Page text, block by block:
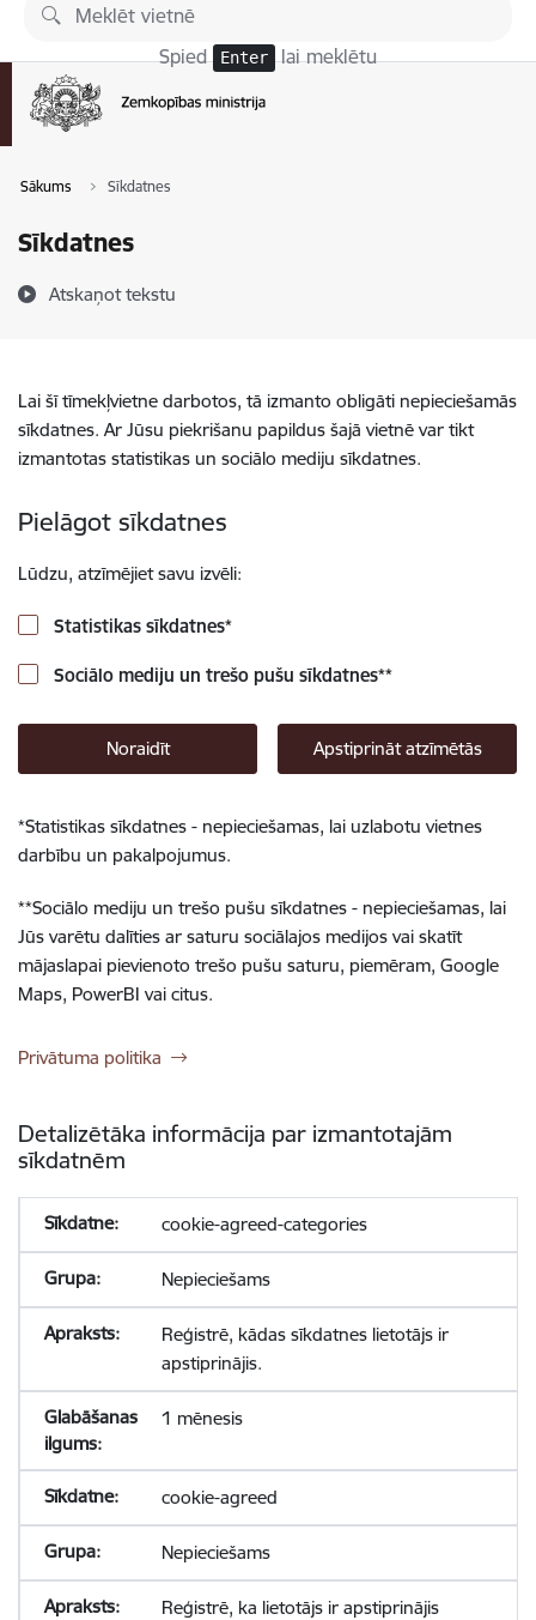
Pāriet uz lapas saturu
Spied Enter lai meklētu
Sākums Sīkdatnes
Sīkdatnes
Atskaņot tekstu
Lai šī tīmekļvietne darbotos, tā izmanto obligāti nepieciešamās
sīkdatnes. Ar Jūsu piekrišanu papildus šajā vietnē var tikt
izmantotas statistikas un sociālo mediju sīkdatnes.
Pielāgot sīkdatnes
Lūdzu, atzīmējiet savu izvēli:
Statistikas sīkdatnes*
Sociālo mediju un trešo pušu sīkdatnes**
Noraidīt Apstiprināt atzīmētās
*Statistikas sīkdatnes - nepieciešamas, lai uzlabotu vietnes
darbību un pakalpojumus.
**Sociālo mediju un trešo pušu sīkdatnes - nepieciešamas, lai
Jūs varētu dalīties ar saturu sociālajos medijos vai skatīt
mājaslapai pievienoto trešo pušu saturu, piemēram, Google
Maps, PowerBI vai citus.
Privātuma politika
Detalizētāka informācija par izmantotajām
sīkdatnēm
cookie-agreed-categories
Nepieciešams
Reģistrē, kādas sīkdatnes lietotājs ir
apstiprinājis.
1 mēnesis
cookie-agreed
Nepieciešams
Reģistrē, ka lietotājs ir apstiprinājis